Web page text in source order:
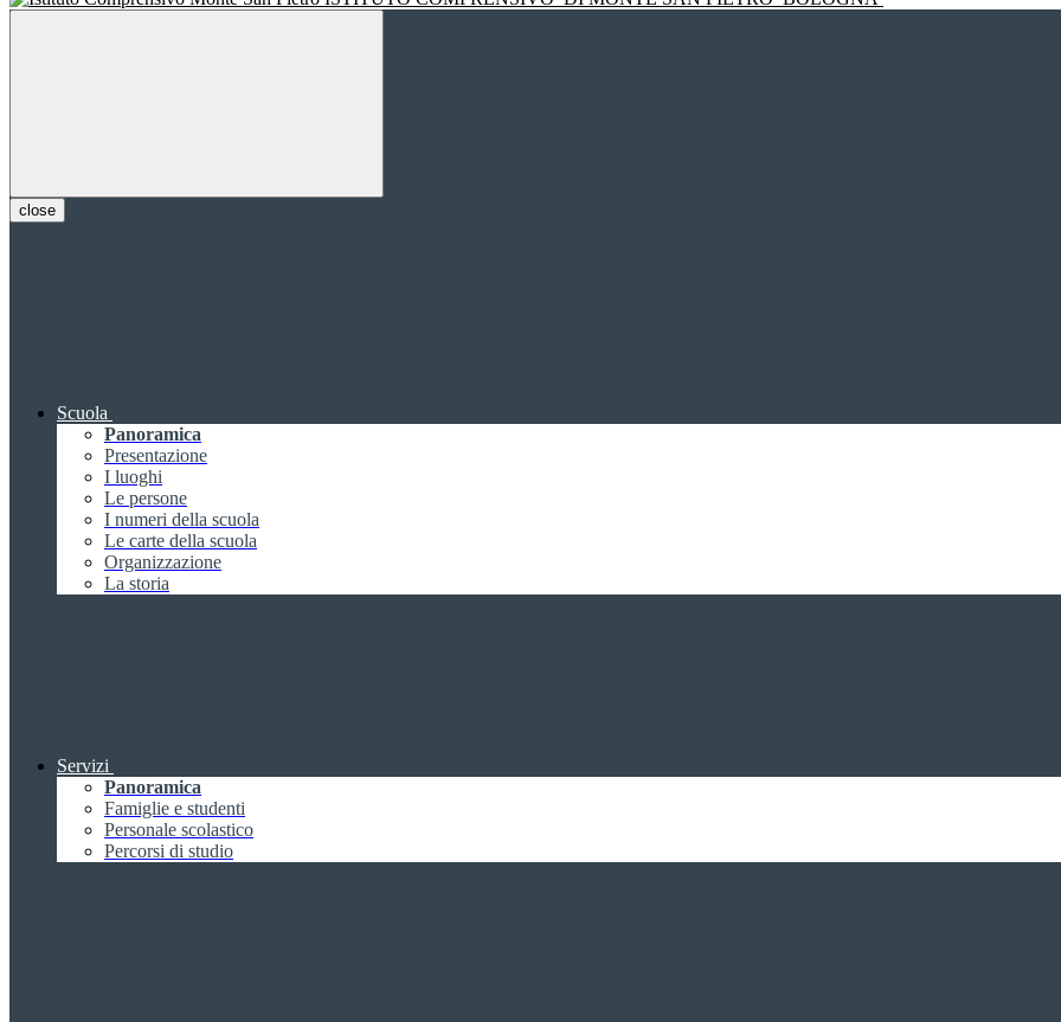
close
Scuola
Panoramica
Presentazione
I luoghi
Le persone
I numeri della scuola
Le carte della scuola
Organizzazione
La storia
Servizi
Panoramica
Famiglie e studenti
Personale scolastico
Percorsi di studio